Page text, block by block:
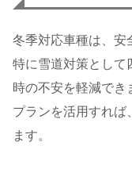
冬季対応車種は、安
特に雪道対策として
時の不安を軽減でき
プランを活用すれば
ます。